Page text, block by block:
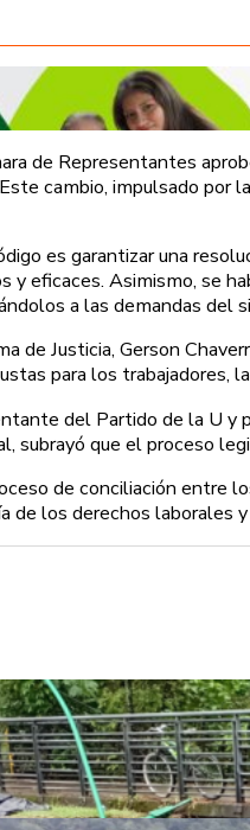
de Representantes
cambio, impulsado por
es garantizar una
y eficaces. Asimismo, se
a las demandas del
de Justicia, Gerson
para los trabajadores,
del Partido de la U y
subrayó que el proceso
de conciliación entre
de los derechos laborales
el problema: